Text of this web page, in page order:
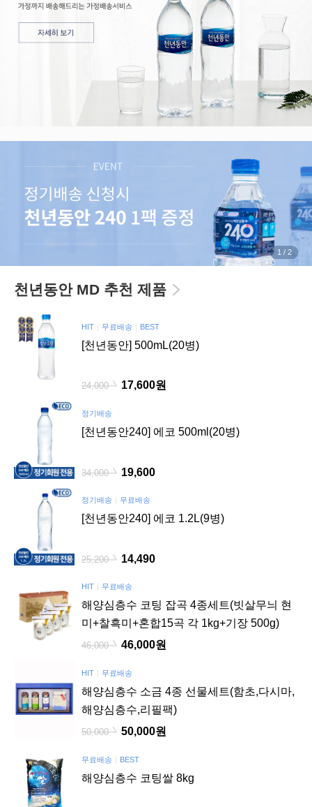
1 / 2
천년동안 MD 추천 제품
HIT 무료배송 BEST
[천년동안] 500mL(20병)
24,000 17,600원
정기배송
[천년동안240] 에코 500ml(20병)
34,000 19,600
정기배송 무료배송
[천년동안240] 에코 1.2L(9병)
25,200 14,490
HIT 무료배송
해양심층수 코팅 잡곡 4종세트(빗살무늬 현
미+찰흑미+혼합15곡 각 1kg+기장 500g)
46,000 46,000원
HIT 무료배송
해양심층수 소금 4종 선물세트(함초,다시마,
해양심층수,리필팩)
50,000 50,000원
무료배송 BEST
해양심층수 코팅쌀 8kg